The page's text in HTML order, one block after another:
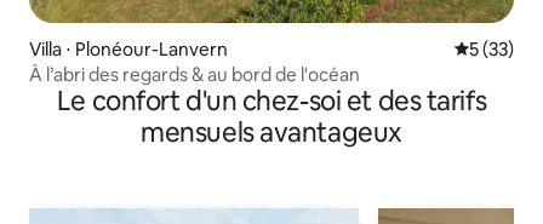
Villa ⋅ Plonéour-Lanvern
5 (33)
À l’abri des regards & au bord de l'océan
Le confort d'un chez-soi et des tarifs
mensuels avantageux